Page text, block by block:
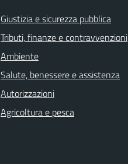
Giustizia e sicurezza pubblica
Tributi, finanze e contravvenzioni
Ambiente
Salute, benessere e assistenza
Autorizzazioni
Agricoltura e pesca